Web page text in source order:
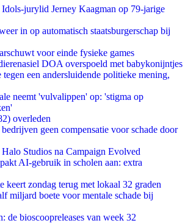
Idols-jurylid Jerney Kaagman op 79-jarige
in op automatisch staatsburgerschap bij
voor einde fysieke games
DOA overspoeld met babykonijntjes
tegen een andersluidende politieke mening,
neemt 'vulvalippen' op: 'stigma op
overleden
geen compensatie voor schade door
Studios na Campaign Evolved
AI-gebruik in scholen aan: extra
keert zondag terug met lokaal 32 graden
miljard boete voor mentale schade bij
de bioscoopreleases van week 32